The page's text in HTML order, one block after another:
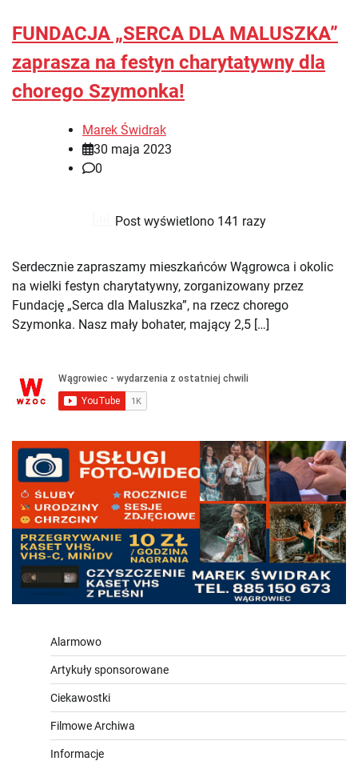
FUNDACJA „SERCA DLA MALUSZKA”
zaprasza na festyn charytatywny dla
chorego Szymonka!
Marek Świdrak
30 maja 2023
0
Post wyświetlono 141 razy
Serdecznie zapraszamy mieszkańców Wągrowca i okolic
na wielki festyn charytatywny, zorganizowany przez
Fundację „Serca dla Maluszka”, na rzecz chorego
Szymonka. Nasz mały bohater, mający 2,5 […]
Alarmowo
Artykuły sponsorowane
Ciekawostki
Filmowe Archiwa
Informacje